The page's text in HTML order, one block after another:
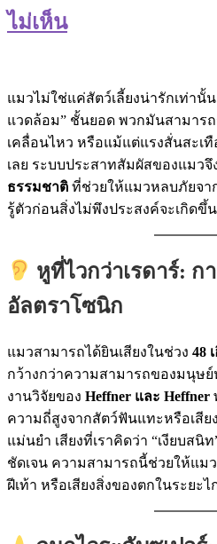
ไม่เห็น
แมวไม่ใช่แค่สัตว์เลี้ยงน่ารักเท่านั้น
แวดล้อม” ชั้นยอด พวกมันสามารถ
เคลื่อนไหว หรือแม้แต่แรงสั่นสะเ
เลย ระบบประสาทสัมผัสของแมวจึ
ธรรมชาติ ที่ช่วยให้แมวหลบภัยจา
รู้ตัวก่อนสิ่งไม่พึงประสงค์จะเกิดขึ้น
หูที่ไวกว่าเรดาร์: ก
อัลตราโซนิก
แมวสามารถได้ยินเสียงในช่วง 48
กว้างกว่าความสามารถของมนุษย์
งานวิจัยของ Heffner และ Heffner
ความถี่สูงจากสัตว์ฟันแทะหรือเสีย
แม่นยำ เสียงที่เราคิดว่า “เงียบสนิ
ชัดเจน ความสามารถนี้ช่วยให้แม
ฝีเท้า หรือเสียงสิ่งของตกในระยะไ